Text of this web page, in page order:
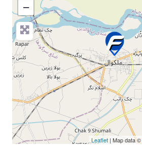
−
Press Enter key to search
Leaflet | Map data ©